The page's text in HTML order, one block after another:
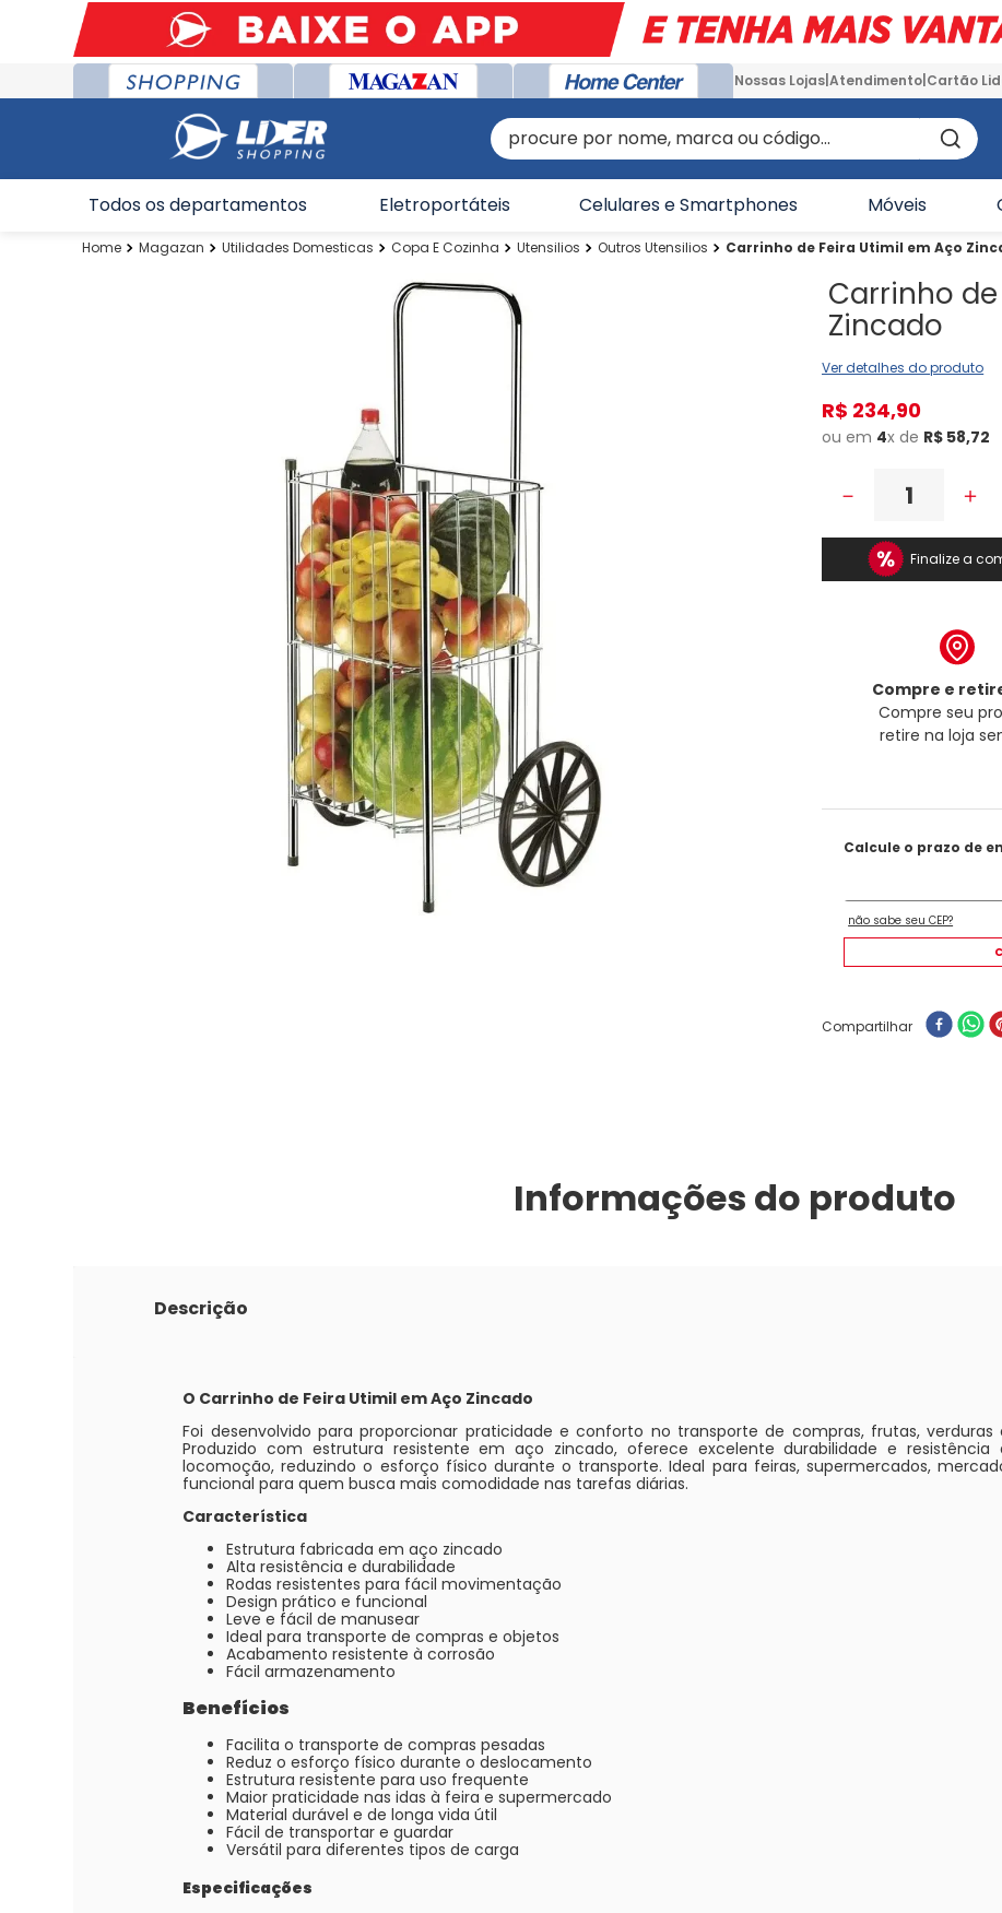
Nossas Lojas Atendimento Cartão
procure por nome, marca ou código...
Todos os departamentos Eletroportáteis Celulares e Smartphones Móveis
Magazan Utilidades Domesticas Copa E Cozinha Utensilios Outros Utensilios Carrinho de Feira Utimil em Aço
Carrinho
Zincado
Ver detalhes do produto
R$ 234,90
ou em 4x de R$ 58,72
＋
－
Finalize a
Compre e
Compre seu
retire na loja
Compartilhar
Informações do produto
Descrição
O Carrinho de Feira Utimil em Aço Zincado
Foi desenvolvido para proporcionar praticidade e conforto no transporte de compras, frutas,
Produzido com estrutura resistente em aço zincado, oferece excelente durabilidade e
locomoção, reduzindo o esforço físico durante o transporte. Ideal para feiras, supermercados,
funcional para quem busca mais comodidade nas tarefas diárias.
Característica
Estrutura fabricada em aço zincado
Alta resistência e durabilidade
Rodas resistentes para fácil movimentação
Design prático e funcional
Leve e fácil de manusear
Ideal para transporte de compras e objetos
Acabamento resistente à corrosão
Fácil armazenamento
Benefícios
Facilita o transporte de compras pesadas
Reduz o esforço físico durante o deslocamento
Estrutura resistente para uso frequente
Maior praticidade nas idas à feira e supermercado
Material durável e de longa vida útil
Fácil de transportar e guardar
Versátil para diferentes tipos de carga
Especificações